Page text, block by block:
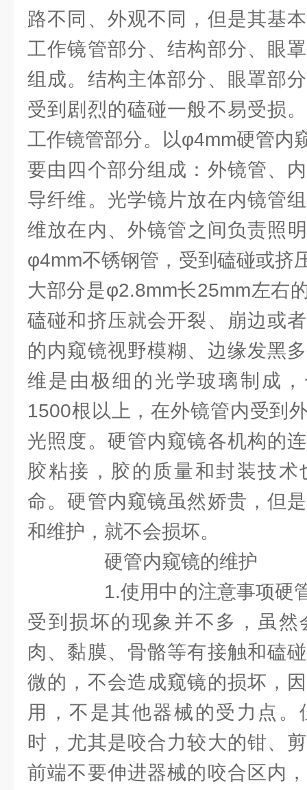
路不同、外观不同，但是其基
工作镜管部分、结构部分、眼
组成。结构主体部分、眼罩部
受到剧烈的磕碰一般不易受损
工作镜管部分。以φ4mm硬管内
要由四个部分组成：外镜管、
导纤维。光学镜片放在内镜管
维放在内、外镜管之间负责照
φ4mm不锈钢管，受到磕碰或挤
大部分是φ2.8mm长25mm左右
磕碰和挤压就会开裂、崩边或
的内窥镜视野模糊、边缘发黑
维是由极细的光学玻璃制成
1500根以上，在外镜管内受到
光照度。硬管内窥镜各机构的
胶粘接，胶的质量和封装技
命。硬管内窥镜虽然娇贵，但
和维护，就不会损坏。
硬管内窥镜的维护
1.使用中的注意事项硬
受到损坏的现象并不多，虽
肉、黏膜、骨骼等有接触和磕
微的，不会造成窥镜的损坏，
用，不是其他器械的受力点
时，尤其是咬合力较大的钳、
前端不要伸进器械的咬合区内